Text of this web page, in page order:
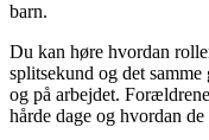
barn.
Du kan høre hvordan
splitsekund og det
og på arbejdet.
hårde dage og hvordan